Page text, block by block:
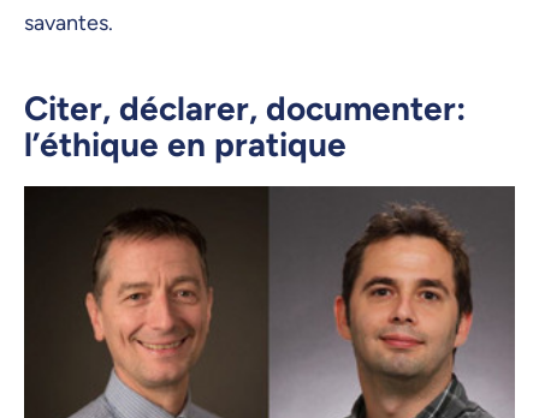
savantes.
Citer, déclarer, documenter:
l’éthique en pratique